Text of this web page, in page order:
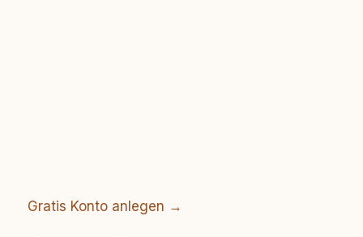
Gratis Konto anlegen →